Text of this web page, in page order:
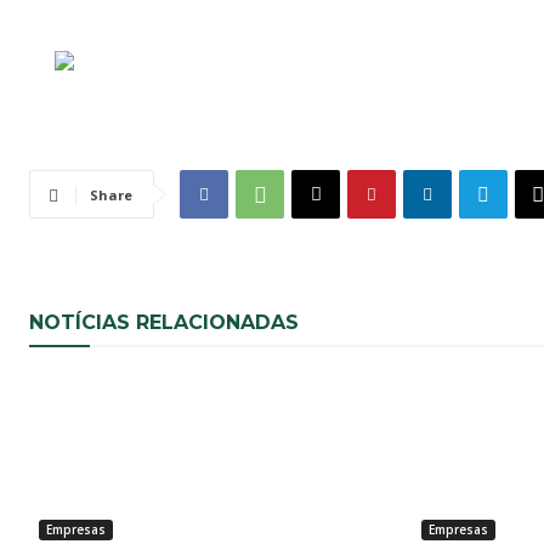
Share
NOTÍCIAS RELACIONADAS
Empresas Empresas